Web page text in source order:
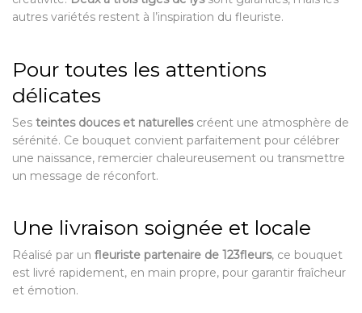
autres variétés restent à l’inspiration du fleuriste.
Pour toutes les attentions
délicates
Ses teintes douces et naturellescréent une atmosphère de
sérénité. Ce bouquet convient parfaitement pour célébrer
une naissance, remercier chaleureusement ou transmettre
un message de réconfort.
Une livraison soignée et locale
Réalisé par un fleuriste partenaire de 123fleurs, ce bouquet
est livré rapidement, en main propre, pour garantir fraîcheur
et émotion.